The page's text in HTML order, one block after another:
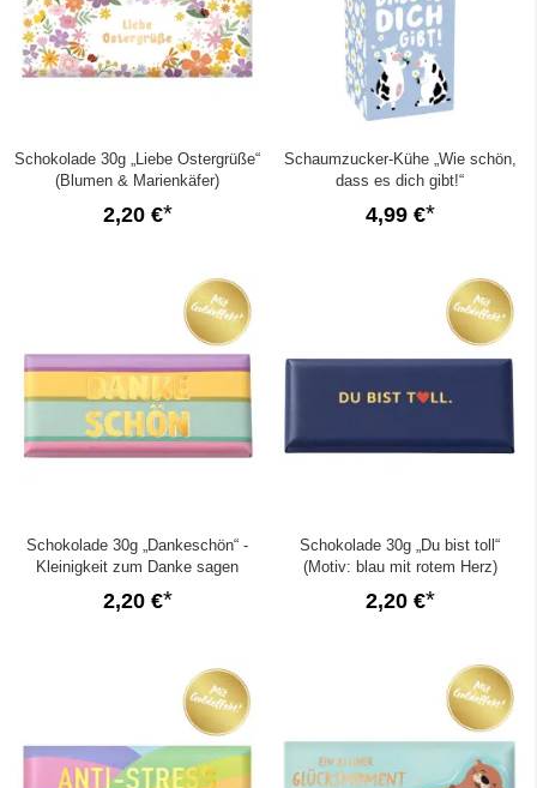
Schokolade 30g „Liebe Ostergrüße“
(Blumen & Marienkäfer)
2,20 €
Schaumzucker-Kühe „Wie schön,
dass es dich gibt!“
4,99 €
Schokolade 30g „Dankeschön“ -
Kleinigkeit zum Danke sagen
2,20 €
Schokolade 30g „Du bist toll“
(Motiv: blau mit rotem Herz)
2,20 €